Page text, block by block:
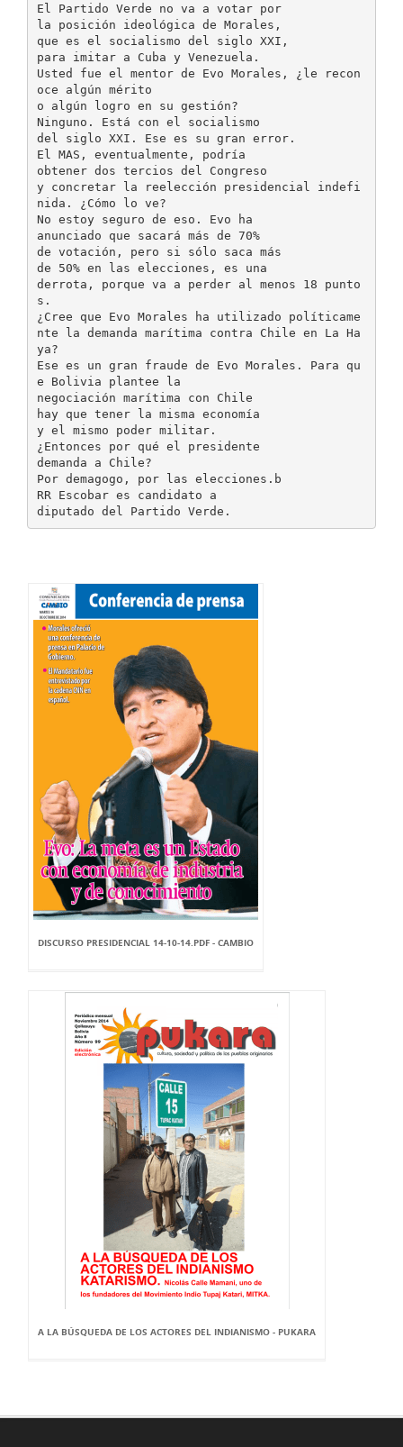
El Partido Verde no va a votar por
la posición ideológica de Morales,
que es el socialismo del siglo XXI,
para imitar a Cuba y Venezuela.
Usted fue el mentor de Evo Morales, ¿le recon
oce algún mérito
o algún logro en su gestión?
Ninguno. Está con el socialismo
del siglo XXI. Ese es su gran error.
El MAS, eventualmente, podría
obtener dos tercios del Congreso
y concretar la reelección presidencial indefi
nida. ¿Cómo lo ve?
No estoy seguro de eso. Evo ha
anunciado que sacará más de 70%
de votación, pero si sólo saca más
de 50% en las elecciones, es una
derrota, porque va a perder al menos 18 punto
s.
¿Cree que Evo Morales ha utilizado políticame
nte la demanda marítima contra Chile en La Ha
ya?
Ese es un gran fraude de Evo Morales. Para qu
e Bolivia plantee la
negociación marítima con Chile
hay que tener la misma economía
y el mismo poder militar.
¿Entonces por qué el presidente
demanda a Chile?
Por demagogo, por las elecciones.b
RR Escobar es candidato a
DISCURSO PRESIDENCIAL 14-10-14.PDF - CAMBIO
A LA BÚSQUEDA DE LOS ACTORES DEL INDIANISMO - PUKARA